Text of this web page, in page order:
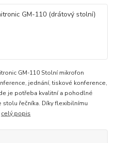
GM-110 Stolní mikrofon
jednání, tiskové konference,
je potřeba kvalitní a pohodlné
řečníka. Díky flexibilnímu
celý popis